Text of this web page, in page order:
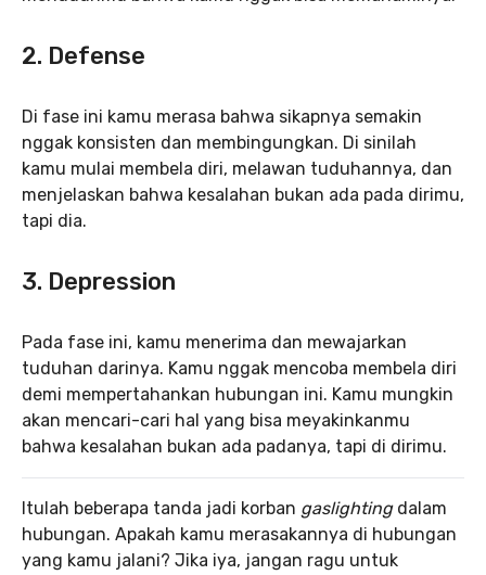
2. Defense
Di fase ini kamu merasa bahwa sikapnya semakin
nggak konsisten dan membingungkan. Di sinilah
kamu mulai membela diri, melawan tuduhannya, dan
menjelaskan bahwa kesalahan bukan ada pada dirimu,
tapi dia.
3. Depression
Pada fase ini, kamu menerima dan mewajarkan
tuduhan darinya. Kamu nggak mencoba membela diri
demi mempertahankan hubungan ini. Kamu mungkin
akan mencari-cari hal yang bisa meyakinkanmu
bahwa kesalahan bukan ada padanya, tapi di dirimu.
Itulah beberapa tanda jadi korban gaslightingdalam
hubungan. Apakah kamu merasakannya di hubungan
yang kamu jalani? Jika iya, jangan ragu untuk